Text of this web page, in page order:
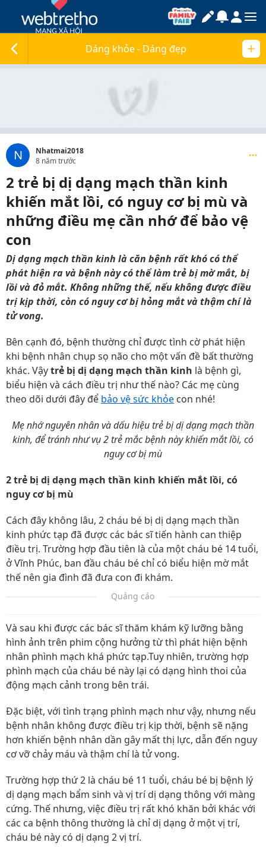
Dáng khỏe - Dáng đẹp
N
Nhatmai2018
8 năm trước
2 trẻ bị dị dạng mạch thần kinh
khiến mắt lồi, có nguy cơ bị mù và
những điều mẹ cần nhớ để bảo vệ
con
Dị dạng mạch thần kinh là căn bệnh rất khó có thể
phát hiện ra và bệnh này có thể làm trẻ bị mờ mắt, bị
lồi và đỏ mắt. Không những thế, nếu không được điều
trị kịp thời, còn có nguy cơ bị hỏng mắt và thậm chí là
tử vong.
Bên cạnh đó, bệnh thường chỉ được tình cờ phát hiện
khi bệnh nhân chụp sọ não cho một vấn đề bất thường
khác. Vậytrẻ bị dị dạng mạch thần kinh là bệnh gì,
biểu hiện và cách điều trị như thế nào? Các mẹ cùng
theo dõi dưới đây để bảo vệ sức khỏe con nhé!
Mẹ nhớ nguyên nhân và dấu hiệu trẻ bị dị dạng mạch thần
kinh, để tránh như vụ 2 trẻ mắc bệnh này khiến mắt lồi, có
nguy cơ bị mù
2 trẻ bị dị dạng mạch thần kinh khiến mắt lồi, có
nguy cơ bị mù
Cách đây không lâu, 2 cháu bé bị dị dạng mạch thần
kinh phức tạp đã được các bác sĩ tiến hành can thiệp
điều trị. Trường hợp đầu tiên là của một cháu bé 14 tuổi,
ở Vĩnh Phúc, ban đầu cháu bé chỉ có biểu hiện mờ mắt
thế nên gia đình đã đưa con đi khám.
Quảng cáo
Và sau khi được các bác sĩ thăm khám kỹ lưỡng bằng
hình ảnh trên phim cộng hưởng từ thì phát hiện bệnh
nhân phình mạch khá phức tạp.Tuy nhiên, trường hợp
phình mạch của cháu bé này lại có dạng hình thoi của
động mạch cảnh trong bên trái.
Đặc biệt, với tình trạng phình mạch như vậy, nhưng nếu
bệnh nhân không được điều trị kịp thời, bệnh sẽ nặng
hơn khiến bệnh nhân dần gây mất thị lực, dẫn đến nguy
cơ vỡ chảy máu và thậm chí là tử vong.
Trường hợp thứ 2 là cháu bé 11 tuổi, cháu bé bị bệnh lý
dị dạng mạch bẩm sinh và vị trí dị dạng thông với màng
cứng. Thế nhưng, việc điều trị rất khó khăn bởi khác với
các ca bệnh thông thường là chỉ dị dạng ở một vị trí,
cháu bé này có dị dạng 2 vị trí.